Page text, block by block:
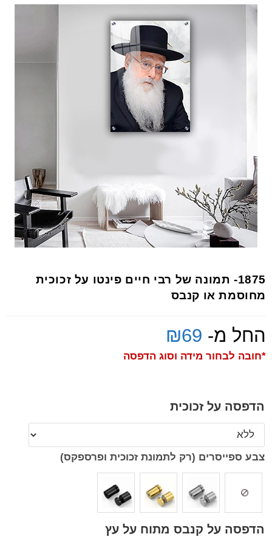
1875- תמונה של רבי חיים פינטו על זכוכית
מחוסמת או קנבס
החל מ- ₪69
*חובה לבחור מידה וסוג הדפסה
הדפסה על זכוכית
צבע ספייסרים (רק לתמונת זכוכית ופרספקס)
הדפסה על קנבס מתוח על עץ